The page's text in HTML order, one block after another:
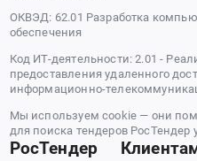
ОКВЭД: 62.01 Разработка
обеспечения
Код ИТ-деятельности: 2.01 -
предоставления удаленного
информационно-
Мы используем cookie — они
для поиска тендеров РосТендер
РосТендер